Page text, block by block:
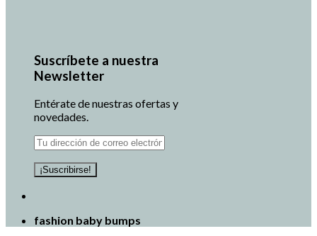
Suscríbete a nuestra
Newsletter
Entérate de nuestras ofertas y
novedades.
fashion baby bumps